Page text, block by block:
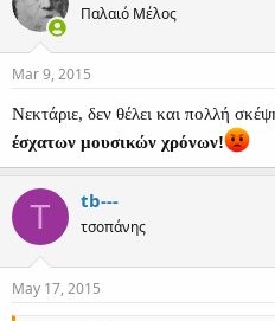
Παλαιό Μέλος
Mar 9, 2015
Νεκτάριε, δεν θέλει και πολλή
έσχατων μουσικών χρόνων!
T tb---
τσοπάνης
May 17, 2015